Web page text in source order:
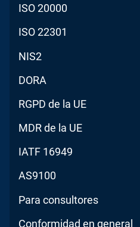
ISO 20000
ISO 22301
NIS2
DORA
RGPD de la UE
MDR de la UE
IATF 16949
AS9100
Para consultores
Conformidad en general